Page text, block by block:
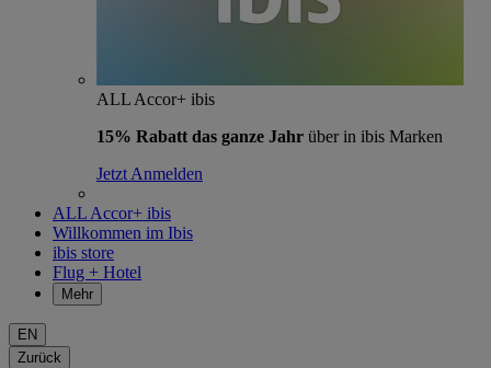
ALL Accor+ ibis
15% Rabatt das ganze Jahr über in ibis Marken
Jetzt Anmelden
ALL Accor+ ibis
Willkommen im Ibis
ibis store
Flug + Hotel
Mehr
EN
Zurück